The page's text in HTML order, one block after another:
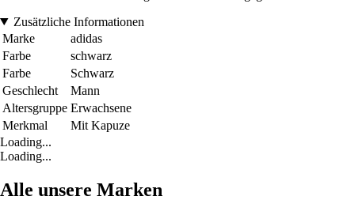
Zusätzliche Informationen
Marke
adidas
Farbe
schwarz
Farbe
Schwarz
Geschlecht
Mann
Altersgruppe Erwachsene
Merkmal
Mit Kapuze
Loading...
Loading...
Alle unsere Marken